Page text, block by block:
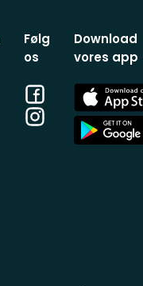
Følg
os
Facebook
Instagram
Download
vores app
App
Store
App
Store